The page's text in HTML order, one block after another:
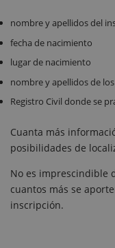
nombre y apellidos del
fecha de nacimiento
lugar de nacimiento
nombre y apellidos de
Registro Civil donde se
Cuanta más
posibilidades de
No es imprescindible
cuantos más se
inscripción.